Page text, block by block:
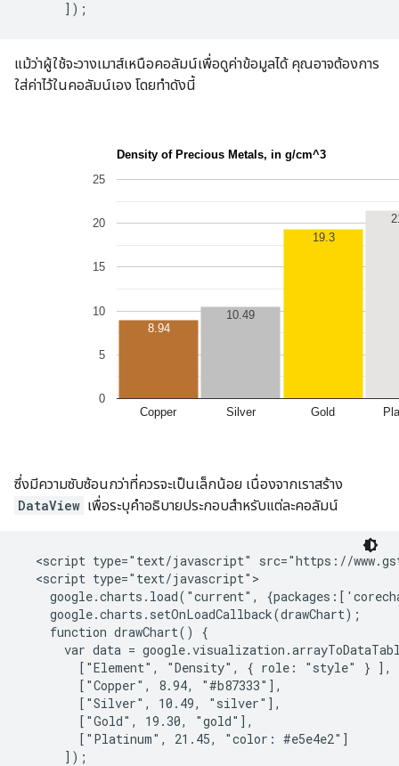
แม้ว่าผู้ใช้จะวางเมาส์เหนือคอลัมน์เพื่อดูค่าข้อมูลได้ คุณอาจต้องการ
ใส่ค่าไว้ในคอลัมน์เอง โดยทำดังนี้
ซึ่งมีความซับซ้อนกว่าที่ควรจะเป็นเล็กน้อย เนื่องจากเราสร้าง
DataView เพื่อระบุคำอธิบายประกอบสำหรับแต่ละคอลัมน์
<script type="text/javascript" src="https://
  <script type="text/javascript">
google.charts.load("current",
    google.charts.setOnLoadCallback(drawChart);
    function drawChart() {
var data =
        ["Element", "Density", { role: "style" } ],
        ["Copper", 8.94, "#b87333"],
        ["Silver", 10.49, "silver"],
        ["Gold", 19.30, "gold"],
        ["Platinum", 21.45, "color: #e5e4e2"]
      ]);